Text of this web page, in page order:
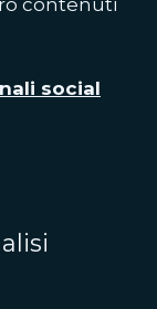
social